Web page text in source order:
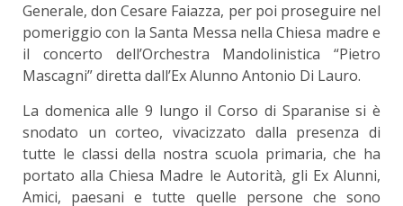
Generale, don Cesare Faiazza, per poi proseguire nel
pomeriggio con la Santa Messa nella Chiesa madre e
il concerto dell’Orchestra Mandolinistica “Pietro
Mascagni” diretta dall’Ex Alunno Antonio Di Lauro.
La domenica alle 9 lungo il Corso di Sparanise si è
snodato un corteo, vivacizzato dalla presenza di
tutte le classi della nostra scuola primaria, che ha
portato alla Chiesa Madre le Autorità, gli Ex Alunni,
Amici, paesani e tutte quelle persone che sono